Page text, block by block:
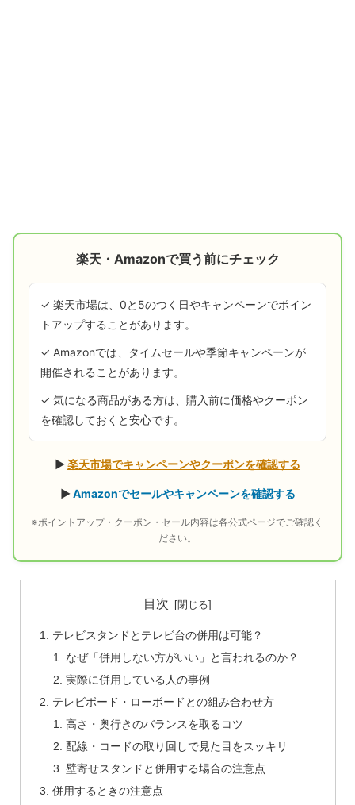
楽天・Amazonで買う前にチェック
✓ 楽天市場は、0と5のつく日やキャンペーンでポイン
トアップすることがあります。
✓ Amazonでは、タイムセールや季節キャンペーンが
開催されることがあります。
✓ 気になる商品がある方は、購入前に価格やクーポン
を確認しておくと安心です。
▶楽天市場でキャンペーンやクーポンを確認する
▶Amazonでセールやキャンペーンを確認する
※ポイントアップ・クーポン・セール内容は各公式ページでご確認く
ださい。
目次
テレビスタンドとテレビ台の併用は可能？
なぜ「併用しない方がいい」と言われるのか？
実際に併用している人の事例
テレビボード・ローボードとの組み合わせ方
高さ・奥行きのバランスを取るコツ
配線・コードの取り回しで見た目をスッキリ
壁寄せスタンドと併用する場合の注意点
併用するときの注意点